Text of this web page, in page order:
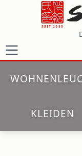
Zum Hauptinhalt
WOHNEN
KLEIDEN